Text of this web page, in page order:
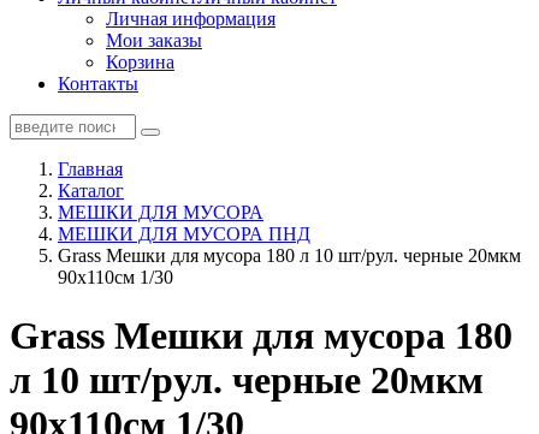
Личная информация
Мои заказы
Корзина
Контакты
Главная
Каталог
МЕШКИ ДЛЯ МУСОРА
МЕШКИ ДЛЯ МУСОРА ПНД
Grass Мешки для мусора 180 л 10 шт/рул. черные 20мкм
90х110см 1/30
Grass Мешки для мусора 180
л 10 шт/рул. черные 20мкм
90х110см 1/30